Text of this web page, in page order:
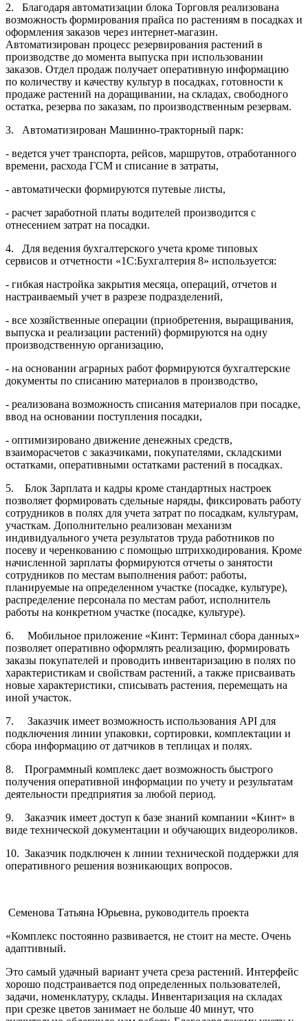
2. Благодаря автоматизации блока Торговля реализована
возможность формирования прайса по растениям в посадках и
оформления заказов через интернет-магазин.
Автоматизирован процесс резервирования растений в
производстве до момента выпуска при использовании
заказов. Отдел продаж получает оперативную информацию
по количеству и качеству культур в посадках, готовности к
продаже растений на доращивании, на складах, свободного
остатка, резерва по заказам, по производственным резервам.
3. Автоматизирован Машинно-тракторный парк:
- ведется учет транспорта, рейсов, маршрутов, отработанного
времени, расхода ГСМ и списание в затраты,
- автоматически формируются путевые листы,
- расчет заработной платы водителей производится с
отнесением затрат на посадки.
4. Для ведения бухгалтерского учета кроме типовых
сервисов и отчетности «1С:Бухгалтерия 8» используется:
- гибкая настройка закрытия месяца, операций, отчетов и
настраиваемый учет в разрезе подразделений,
- все хозяйственные операции (приобретения, выращивания,
выпуска и реализации растений) формируются на одну
производственную организацию,
- на основании аграрных работ формируются бухгалтерские
документы по списанию материалов в производство,
- реализована возможность списания материалов при посадке,
ввод на основании поступления посадки,
- оптимизировано движение денежных средств,
взаиморасчетов с заказчиками, покупателями, складскими
остатками, оперативными остатками растений в посадках.
5. Блок Зарплата и кадры кроме стандартных настроек
позволяет формировать сдельные наряды, фиксировать работу
сотрудников в полях для учета затрат по посадкам, культурам,
участкам. Дополнительно реализован механизм
индивидуального учета результатов труда работников по
посеву и черенкованию с помощью штрихкодирования. Кроме
начисленной зарплаты формируются отчеты о занятости
сотрудников по местам выполнения работ: работы,
планируемые на определенном участке (посадке, культуре),
распределение персонала по местам работ, исполнитель
работы на конкретном участке (посадке, культуре).
6. Мобильное приложение «Кинт: Терминал сбора данных»
позволяет оперативно оформлять реализацию, формировать
заказы покупателей и проводить инвентаризацию в полях по
характеристикам и свойствам растений, а также присваивать
новые характеристики, списывать растения, перемещать на
иной участок.
7. Заказчик имеет возможность использования API для
подключения линии упаковки, сортировки, комплектации и
сбора информацию от датчиков в теплицах и полях.
8. Программный комплекс дает возможность быстрого
получения оперативной информации по учету и результатам
деятельности предприятия за любой период.
9. Заказчик имеет доступ к базе знаний компании «Кинт» в
виде технической документации и обучающих видеороликов.
10. Заказчик подключен к линии технической поддержки для
оперативного решения возникающих вопросов.
Семенова Татьяна Юрьевна, руководитель проекта
«Комплекс постоянно развивается, не стоит на месте. Очень
адаптивный.
Это самый удачный вариант учета среза растений. Интерфейс
хорошо подстраивается под определенных пользователей,
задачи, номенклатуру, склады. Инвентаризация на складах
при срезке цветов занимает не больше 40 минут, что